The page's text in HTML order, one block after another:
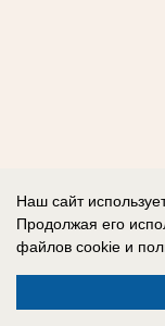
Наш сайт использует
Продолжая его
файлов cookie и